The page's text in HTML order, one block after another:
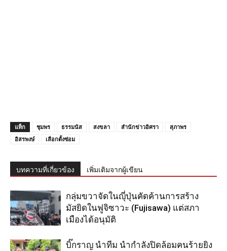
แท็ก ชุมพร ธรรมนัส สงขลา สำนักข่าวอิศรา
สุภาพร
อิสรพงษ์
เลือกตั้งซ่อม
บทความที่เกี่ยวข้อง เพิ่มเติมจากผู้เขียน
กลุ่มขวาจัดในญุี่ปุ่นคัดค้านการสร้าง
มัสยิดในฟูจิซาวะ (Fujisawa) แต่สภา
เมืองได้อนุมัติ
บิ๊กราญ นำทีม นำกำลังปิดล้อมคนร้ายยิง